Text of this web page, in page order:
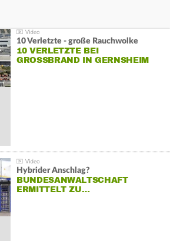
10 Verletzte - große Rauchwolke
10 VERLETZTE BEI
GROSSBRAND IN GERNSHEIM
Hybrider Anschlag?
BUNDESANWALTSCHAFT
ERMITTELT ZU…